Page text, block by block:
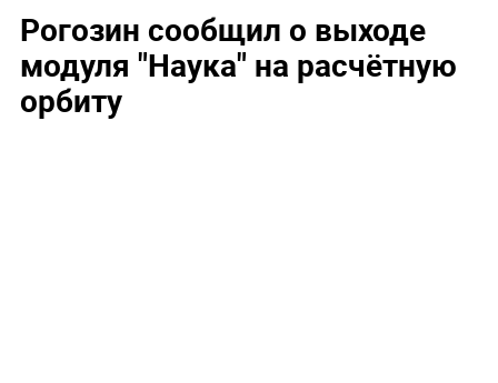
Рогозин сообщил о выходе
модуля "Наука" на расчётную
орбиту